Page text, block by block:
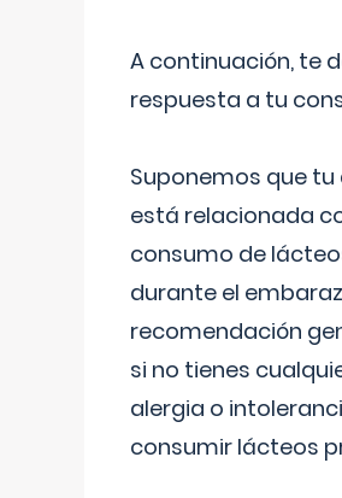
A continuación, te
respuesta a tu
Suponemos que tu
está relacionada
consumo de
durante el
recomendación
si no tienes
alergia o
consumir lácteos